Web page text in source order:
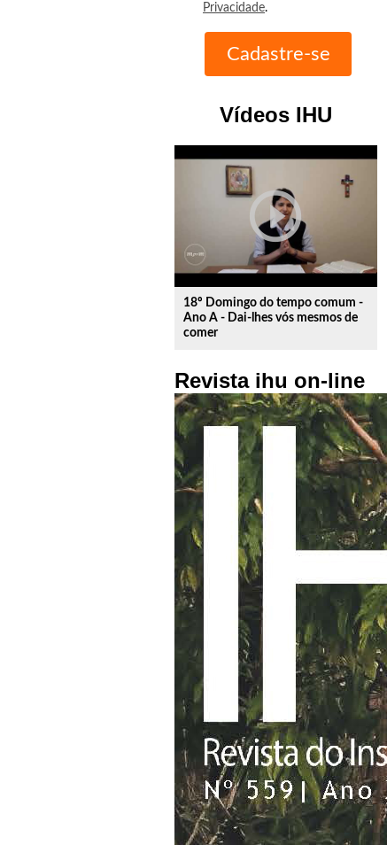
Privacidade.
Vídeos IHU
play_circle_outline
18º Domingo do tempo comum -
Ano A - Dai-lhes vós mesmos de
comer
Revista ihu on-line